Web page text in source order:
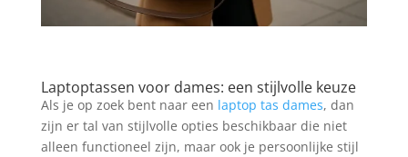
Laptoptassen voor dames: een stijlvolle keuze
Als je op zoek bent naar een laptop tas dames, dan
zijn er tal van stijlvolle opties beschikbaar die niet
alleen functioneel zijn, maar ook je persoonlijke stijl